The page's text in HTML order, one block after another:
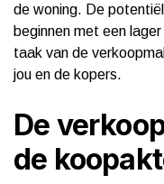
de woning. De
beginnen met een
taak van de
jou en de kopers.
De
de